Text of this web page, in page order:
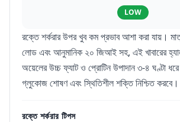
LOW
রক্তে শর্করার উপর খুব কম প্রভাব আশা করা যায়।
লোড এবং আনুমানিক ২০ জিআই সহ, এই খাবারের
অয়েলের উচ্চ ফ্যাট ও প্রোটিন উপাদান ৩-৪ ঘণ্টা ধরে
গ্লুকোজ শোষণ এবং স্থিতিশীল শক্তি নিশ্চিত করবে।
রক্তে শর্করার টিপস